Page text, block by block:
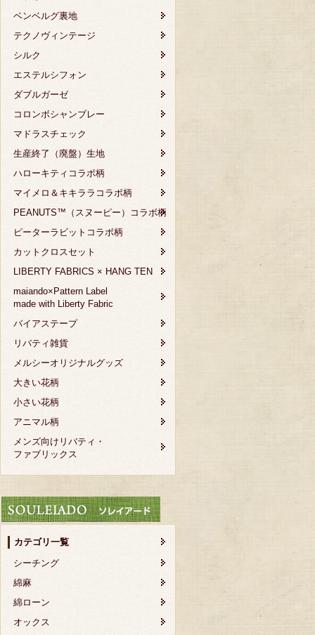
ベンベルグ裏地
テクノヴィンテージ
シルク
エステルシフォン
ダブルガーゼ
コロンボシャンブレー
マドラスチェック
生産終了（廃盤）生地
ハローキティコラボ柄
マイメロ＆キキララコラボ柄
PEANUTS™（スヌーピー）コラボ柄
ピーターラビットコラボ柄
カットクロスセット
LIBERTY FABRICS × HANG TEN
maiando×Pattern Label
made with Liberty Fabric
バイアステープ
リバティ雑貨
メルシーオリジナルグッズ
大きい花柄
小さい花柄
アニマル柄
メンズ向けリバティ・
ファブリックス
カテゴリ一覧
シーチング
綿麻
綿ローン
オックス